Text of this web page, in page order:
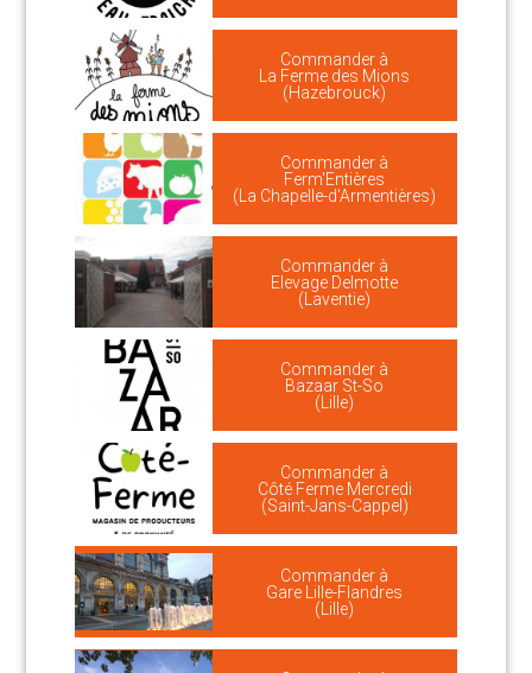
Commander à
La Ferme des Mions
(Hazebrouck)
Commander à
Ferm'Entières
(La Chapelle-d'Armentières)
Commander à
Elevage Delmotte
(Laventie)
Commander à
Bazaar St-So
(Lille)
Commander à
Côté Ferme Mercredi
(Saint-Jans-Cappel)
Commander à
Gare Lille-Flandres
(Lille)